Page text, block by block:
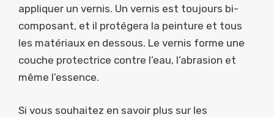
appliquer un vernis. Un vernis est toujours bi-
composant, et il protégera la peinture et tous
les matériaux en dessous. Le vernis forme une
couche protectrice contre l’eau, l’abrasion et
même l’essence.
Si vous souhaitez en savoir plus sur les